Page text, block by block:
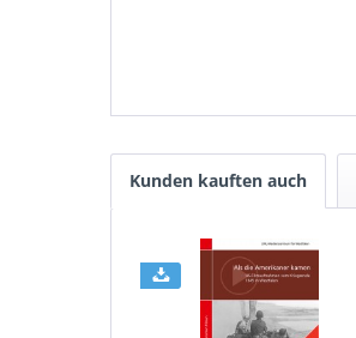
Kunden kauften auch